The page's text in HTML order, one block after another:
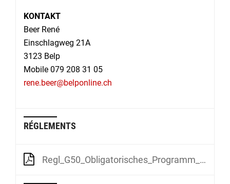
KONTAKT
Beer René
Einschlagweg 21A
3123 Belp
Mobile 079 208 31 05
rene.beer@belponline.ch
RÉGLEMENTS
Regl_G50_Obligatorisches_Programm_d_V-2025.01.01